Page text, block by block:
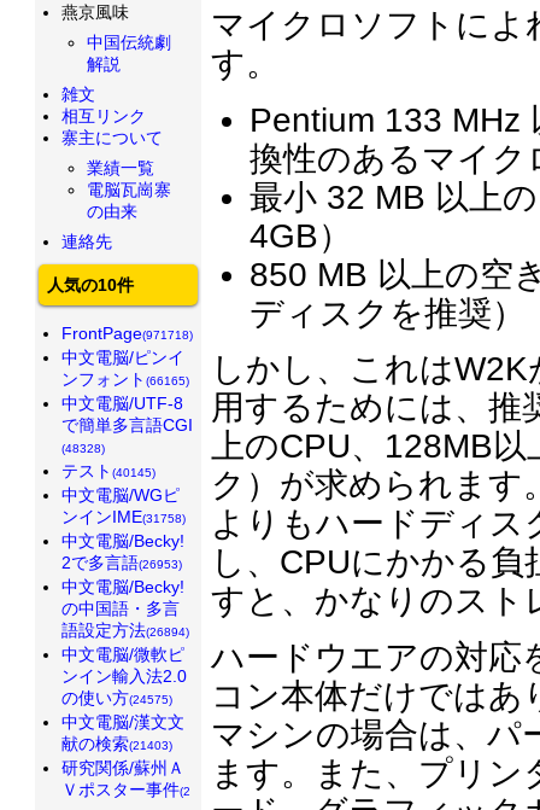
マイクロソフトによ
す。
Pentium 133 MHz
換性のあるマイク
最小 32 MB 以上
4GB）
850 MB 以上の空
ディスクを推奨）
しかし、これは
用するためには、推
上のCPU、128MB
ク）が求められます
よりもハードディス
し、CPUにかかる
すと、かなりのスト
ハードウエアの対応
コン本体だけでは
マシンの場合は、パ
ます。また、プリン
燕京風味
中国伝統劇
解説
雑文
相互リンク
寨主について
業績一覧
電脳瓦崗寨
の由来
連絡先
人気の10件
FrontPage(971718)
中文電脳/ピンイ
ンフォント (66165)
中文電脳/UTF-8
で簡単多言語CGI
(48328)
テスト (40145)
中文電脳/WGピ
ンインIME(31758)
中文電脳/Becky!
2で多言語(26953)
中文電脳/Becky!
の中国語・多言
語設定方法(26894)
中文電脳/微軟ピ
ンイン輸入法2.0
の使い方(24575)
中文電脳/漢文文
献の検索(21403)
研究関係/蘇州Ａ
Ｖポスター事件(2